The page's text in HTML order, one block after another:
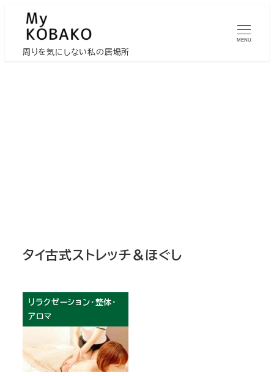
周りを気にしない私の居場所
MENU
タイ古式ストレッチ＆ほぐし
リラクゼーション・整体・
アロマ